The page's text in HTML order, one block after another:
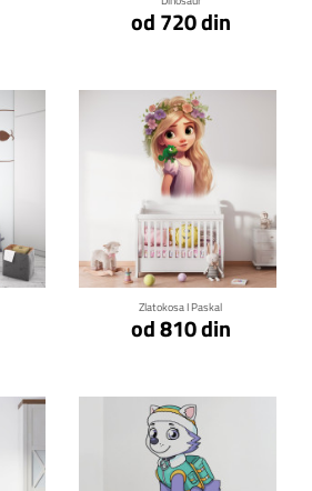
od 720 din
Zlatokosa I Paskal
od 810 din
Klikni za detalje